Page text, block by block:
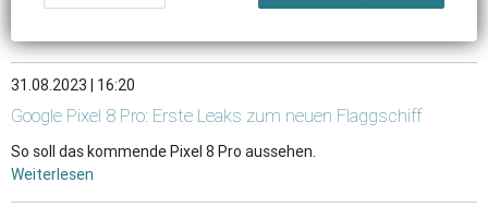
Deutliche Upgrades für Apples Einsteiger-iPhone.
Weiterlesen
31.08.2023 | 16:20
Google Pixel 8 Pro: Erste Leaks zum neuen Flaggschiff
So soll das kommende Pixel 8 Pro aussehen.
Weiterlesen